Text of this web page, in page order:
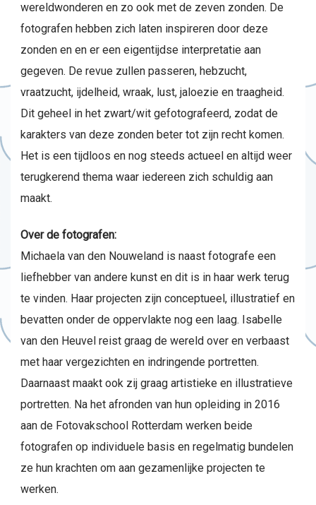
wereldwonderen en zo ook met de zeven zonden. De
fotografen hebben zich laten inspireren door deze
zonden en en er een eigentijdse interpretatie aan
gegeven. De revue zullen passeren, hebzucht,
vraatzucht, ijdelheid, wraak, lust, jaloezie en traagheid.
Dit geheel in het zwart/wit gefotografeerd, zodat de
karakters van deze zonden beter tot zijn recht komen.
Het is een tijdloos en nog steeds actueel en altijd weer
terugkerend thema waar iedereen zich schuldig aan
maakt.
Over de fotografen:
Michaela van den Nouweland is naast fotografe een
liefhebber van andere kunst en dit is in haar werk terug
te vinden. Haar projecten zijn conceptueel, illustratief en
bevatten onder de oppervlakte nog een laag. Isabelle
van den Heuvel reist graag de wereld over en verbaast
met haar vergezichten en indringende portretten.
Daarnaast maakt ook zij graag artistieke en illustratieve
portretten. Na het afronden van hun opleiding in 2016
aan de Fotovakschool Rotterdam werken beide
fotografen op individuele basis en regelmatig bundelen
ze hun krachten om aan gezamenlijke projecten te
werken.